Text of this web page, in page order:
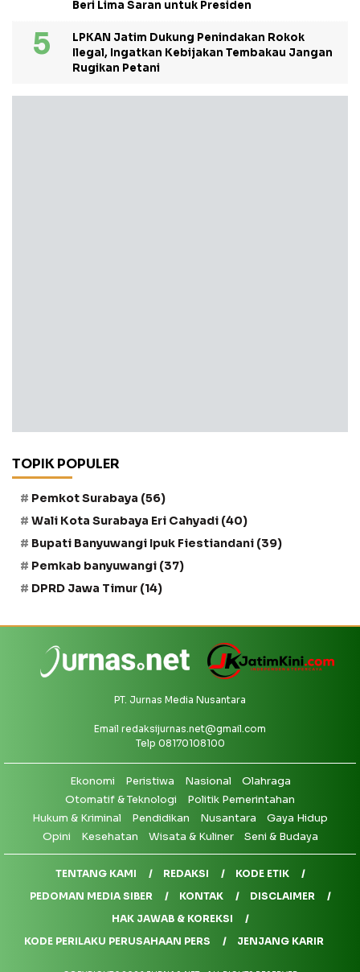
Beri Lima Saran untuk Presiden
LPKAN Jatim Dukung Penindakan Rokok
Ilegal, Ingatkan Kebijakan Tembakau Jangan
Rugikan Petani
TOPIK POPULER
Pemkot Surabaya (56)
Wali Kota Surabaya Eri Cahyadi (40)
Bupati Banyuwangi Ipuk Fiestiandani (39)
Pemkab banyuwangi (37)
DPRD Jawa Timur (14)
PT. Jurnas Media Nusantara
Email redaksijurnas.net@gmail.com
Telp 08170108100
Ekonomi Peristiwa Nasional
Olahraga
Otomatif & Teknologi
Politik Pemerintahan
Hukum & Kriminal
Pendidikan Nusantara
Gaya Hidup
Opini
Kesehatan Wisata & Kuliner Seni & Budaya
TENTANG KAMI REDAKSI
KODE ETIK
PEDOMAN MEDIA SIBER
KONTAK
DISCLAIMER
HAK JAWAB & KOREKSI
KODE PERILAKU PERUSAHAAN PERS
JENJANG KARIR